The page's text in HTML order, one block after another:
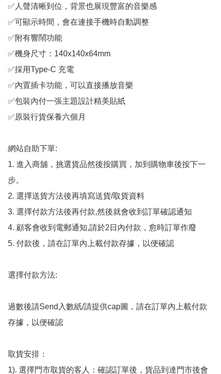
✅人聲清晰到位，背景也展現豐富的音樂感
✅可顯示時間，會在連接手機時自動調整
✅附有響鬧功能
✅機身尺寸：140x140x64mm
✅採用Type-C 充電
✅內置插卡功能，可以直接播放音樂
✅包裝內付一張主題設計精美貼紙
✅原裝行貨保養六個月
網站自助下單:
1. 進入商舖，挑選貨品然後按購買，加到購物車後按下一
步。
2. 選擇送貨方法後再填寫送貨/取貨資料
3. 選擇付款方法後再付款,然後就會收到訂單確認通知
4. 顧客會收到電郵通知,請於2日內付款，愈時訂單作廢
5. 付款後，請在訂單內上載付款存據，以便確認
選擇付款方法:
過數後請Send入數紙/請提供cap圖，請在訂單內上載付款
存據，以便確認
取貨安排：
1). 選擇門市取貨的客人：確認訂單後，貨品到達門市後會